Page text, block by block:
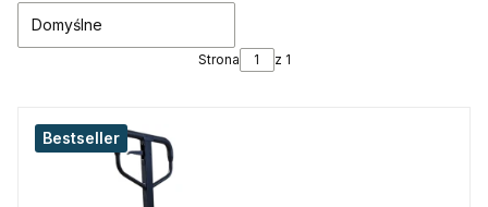
Domyślne
Strona z 1
Bestseller